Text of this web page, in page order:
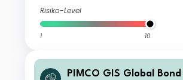
Risiko-Level
1 10
PIMCO GIS Global